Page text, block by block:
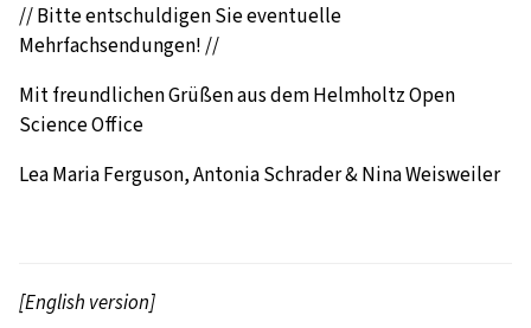
// Bitte entschuldigen Sie eventuelle
Mehrfachsendungen! //
Mit freundlichen Grüßen aus dem Helmholtz Open
Science Office
Lea Maria Ferguson, Antonia Schrader & Nina Weisweiler
[English version]